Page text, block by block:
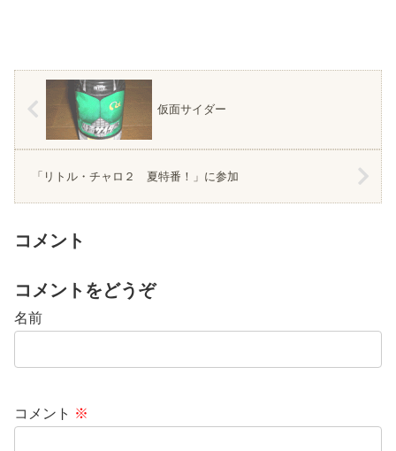
仮面サイダー
「リトル・チャロ２ 夏特番！」に参加
コメント
コメントをどうぞ
名前
コメント ※